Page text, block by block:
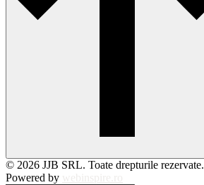
© 2026 JJB SRL. Toate drepturile rezervate.
Powered by